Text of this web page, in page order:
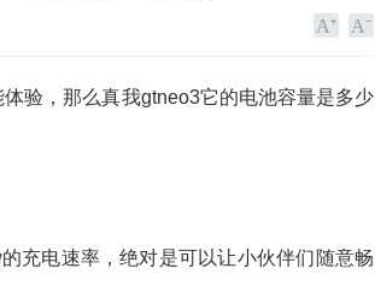
验，那么真我gtneo3它的电池容量是多少
充电速率，绝对是可以让小伙伴们随意畅